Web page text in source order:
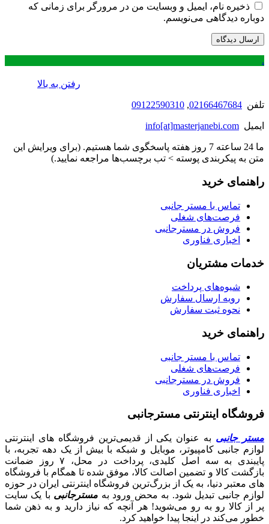
ذخیره نام، ایمیل و وبسایت من در مرورگر برای زمانی که
دوباره دیدگاهی می‌نویسم.
.
رفتن به بالا
تلفن 02166467684
,
09122590310
ایمیل info[at]masterjanebi.com
ما 24 ساعته 7 روز هفته پاسخگوی شما هستیم. (برای ویرایش این
متن به پیکربندی پوسته > تب برچسب‌ها مراجعه نمایید.)
راهنمای خرید
تماس با مستر جانبی
فرصت‌های شغلی
فروش در مسترجانبی
اخباری فناوری
خدمات مشتریان
شیوه‌های پرداخت
رویه ارسال سفارش
نحوه ثبت سفارش
راهنمای خرید
تماس با مستر جانبی
فرصت‌های شغلی
فروش در مسترجانبی
اخباری فناوری
فروشگاه اینترنتی مسترجانبی
مستر جانبی به عنوان یکی از قدیمی‌ترین فروشگاه های اینترنتی
لوازم جانبی کامپیوتر، موبایل و شبکه با بیش از یک دهه تجربه، با
پایبندی به سه اصل کلیدی، پرداخت در محل، ۷ روز ضمانت
بازگشت کالا و تضمین اصالت کالا، موفق شده تا همگام با فروشگاه‌
های معتبر دنیا، به یک از بزرگ‌ترین فروشگاه اینترنتی ایران در حوزه
لوازم جانبی تبدیل شود. به محض ورود به مسترجانبی با یک سایت
پر از کالا رو به رو می‌شوید! هر آنچه که نیاز دارید و به ذهن شما
خطور می‌کند در اینجا پیدا خواهید کرد.